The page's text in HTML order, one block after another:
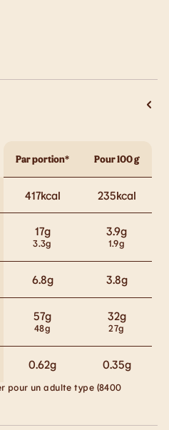
Par portion* Pour 100 g
417kcal 235kcal
17g 3.9g
3.3g 1.9g
6.8g 3.8g
57g 32g
48g 27g
0.62g 0.35g
pour un adulte type (8400